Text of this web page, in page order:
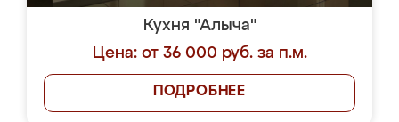
Кухня "Алыча"
Цена: от 36 000 руб. за п.м.
ПОДРОБНЕЕ